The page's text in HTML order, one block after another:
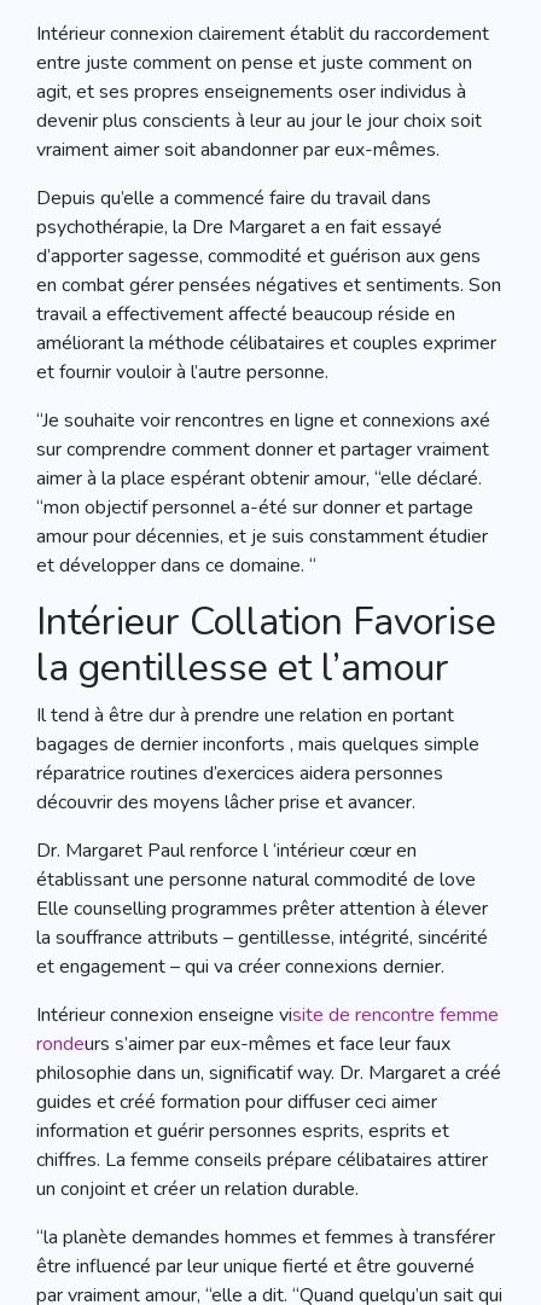
Intérieur connexion clairement établit du raccordement
entre juste comment on pense et juste comment on
agit, et ses propres enseignements oser individus à
devenir plus conscients à leur au jour le jour choix soit
vraiment aimer soit abandonner par eux-mêmes.
Depuis qu’elle a commencé faire du travail dans
psychothérapie, la Dre Margaret a en fait essayé
d’apporter sagesse, commodité et guérison aux gens
en combat gérer pensées négatives et sentiments. Son
travail a effectivement affecté beaucoup réside en
améliorant la méthode célibataires et couples exprimer
et fournir vouloir à l’autre personne.
“Je souhaite voir rencontres en ligne et connexions axé
sur comprendre comment donner et partager vraiment
aimer à la place espérant obtenir amour, “elle déclaré.
“mon objectif personnel a-été sur donner et partage
amour pour décennies, et je suis constamment étudier
et développer dans ce domaine. “
Intérieur Collation Favorise
la gentillesse et l’amour
Il tend à être dur à prendre une relation en portant
bagages de dernier inconforts , mais quelques simple
réparatrice routines d’exercices aidera personnes
découvrir des moyens lâcher prise et avancer.
Dr. Margaret Paul renforce l ‘intérieur cœur en
établissant une personne natural commodité de love
Elle counselling programmes prêter attention à élever
la souffrance attributs – gentillesse, intégrité, sincérité
et engagement – qui va créer connexions dernier.
Intérieur connexion enseigne visite de rencontre femme
rondeurs s’aimer par eux-mêmes et face leur faux
philosophie dans un, significatif way. Dr. Margaret a créé
guides et créé formation pour diffuser ceci aimer
information et guérir personnes esprits, esprits et
chiffres. La femme conseils prépare célibataires attirer
un conjoint et créer un relation durable.
“la planète demandes hommes et femmes à transférer
être influencé par leur unique fierté et être gouverné
par vraiment amour, “elle a dit. “Quand quelqu’un sait qui